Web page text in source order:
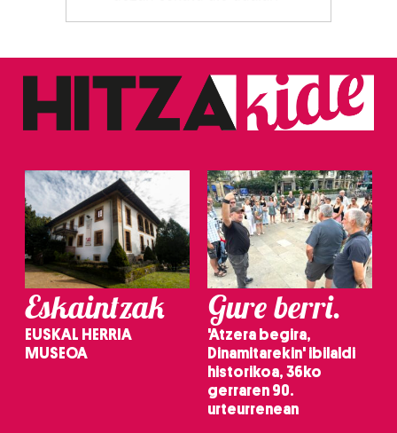
Webgune honek cookie propioak eta hirugarrenen cookie-
baliatzen gara. Ohar hau onartuz gero, teknologia hori
erabiltzeko baimen esplizitua ematen diguzu.
Gehiago
irakurri
Eskaintzak
EUSKAL HERRIA
MUSEOA
Gure berri.
'Atzera begira,
Dinamitarekin' ibilaldi
historikoa, 36ko
gerraren 90.
urteurrenean